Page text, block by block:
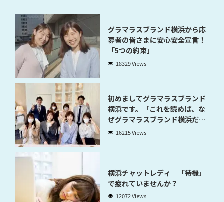
グラマラスブランド横浜から応
募者の皆さまに安心安全宣言！
「5つの約束」
18329 Views
初めましてグラマラスブランド
横浜です。「これを読めば、な
ぜグラマラスブランド横浜だと
稼げるのかが分かります」
16215 Views
横浜チャットレディ 「待機」
で疲れていませんか？
12072 Views